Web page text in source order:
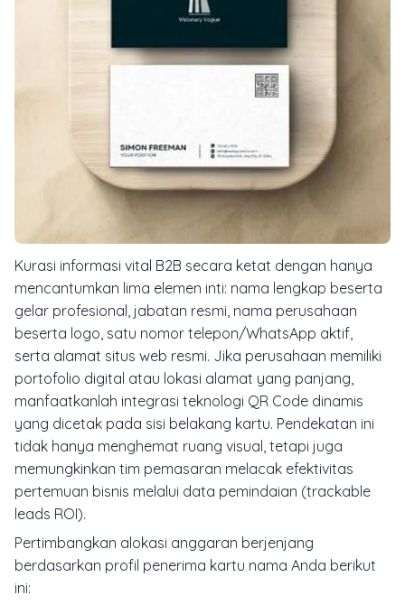
Kurasi informasi vital B2B secara ketat dengan hanya
mencantumkan lima elemen inti: nama lengkap beserta
gelar profesional, jabatan resmi, nama perusahaan
beserta logo, satu nomor telepon/WhatsApp aktif,
serta alamat situs web resmi. Jika perusahaan memiliki
portofolio digital atau lokasi alamat yang panjang,
manfaatkanlah integrasi teknologi QR Code dinamis
yang dicetak pada sisi belakang kartu. Pendekatan ini
tidak hanya menghemat ruang visual, tetapi juga
memungkinkan tim pemasaran melacak efektivitas
pertemuan bisnis melalui data pemindaian (trackable
leads ROI).
Pertimbangkan alokasi anggaran berjenjang
berdasarkan profil penerima kartu nama Anda berikut
ini: